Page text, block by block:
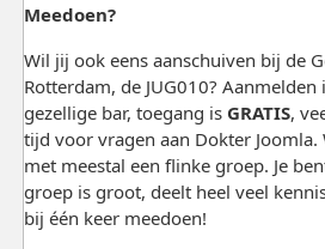
Meedoen?
Wil jij ook eens aanschuiven bij de
Rotterdam, de JUG010?
gezellige bar, toegang is GRATIS,
tijd voor vragen aan Dokter Joomla.
met meestal een flinke groep. Je
groep is groot, deelt heel veel
bij één keer meedoen!